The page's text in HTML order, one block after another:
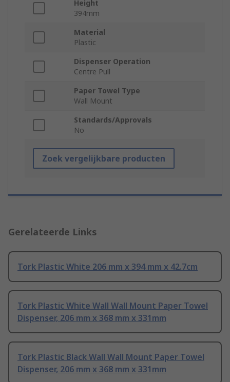
Height
394mm
Material
Plastic
Dispenser Operation
Centre Pull
Paper Towel Type
Wall Mount
Standards/Approvals
No
Zoek vergelijkbare producten
Gerelateerde Links
Tork Plastic White 206 mm x 394 mm x 42.7cm
Tork Plastic White Wall Wall Mount Paper Towel
Dispenser, 206 mm x 368 mm x 331mm
Tork Plastic Black Wall Wall Mount Paper Towel
Dispenser, 206 mm x 368 mm x 331mm